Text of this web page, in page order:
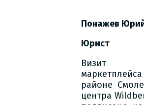
Понажев
Юрист
Визит в
районе
центра